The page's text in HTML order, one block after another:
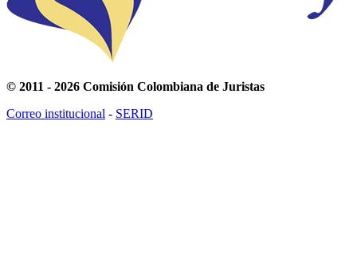
© 2011 - 2026 Comisión Colombiana de Juristas
Correo institucional - SERID